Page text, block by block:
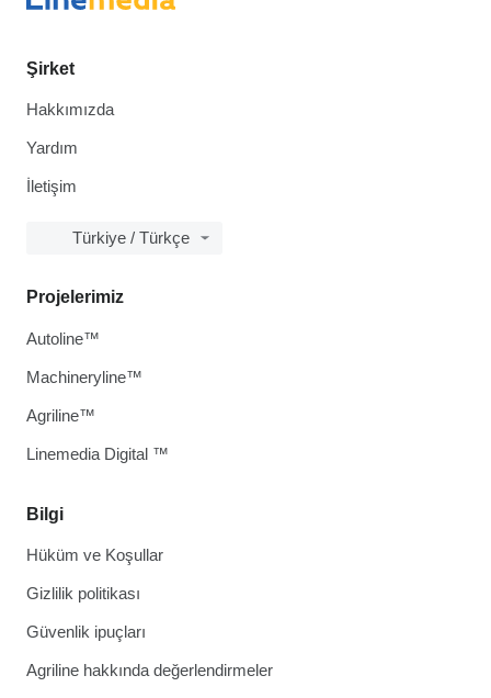
Şirket
Hakkımızda
Yardım
İletişim
Türkiye / Türkçe
Bilgi
Hüküm ve Koşullar
Gizlilik politikası
Güvenlik ipuçları
Agriline hakkında değerlendirmeler
Projelerimiz
Autoline™
Machineryline™
Agriline™
Linemedia Digital ™